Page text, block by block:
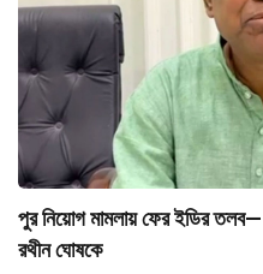
পুর নিয়োগ মামলায় ফের ইডির তলব—
রথীন ঘোষকে